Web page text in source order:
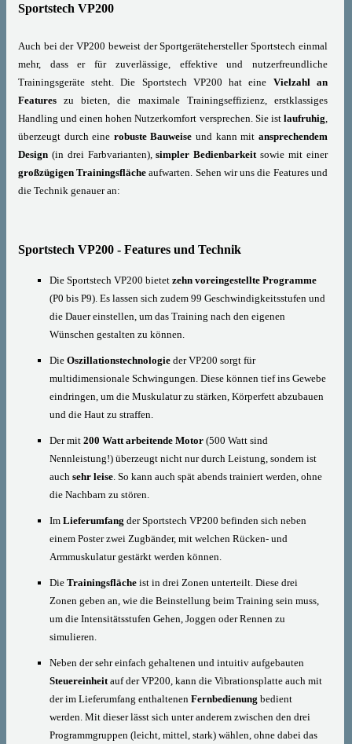
Sportstech VP200
Auch bei der VP200 beweist der Sportgerätehersteller Sportstech einmal
mehr, dass er für zuverlässige, effektive und nutzerfreundliche
Trainingsgeräte steht. Die Sportstech VP200 hat eine Vielzahl an
Features zu bieten, die maximale Trainingseffizienz, erstklassiges
Handling und einen hohen Nutzerkomfort versprechen. Sie ist laufruhig
überzeugt durch eine robuste Bauweise und kann mit ansprechendem
Design (in drei Farbvarianten),simpler Bedienbarkeit sowie mit einer
großzügigen Trainingsfläche aufwarten. Sehen wir uns die Features und
die Technik genauer an:
Sportstech VP200 - Features und Technik
Die Sportstech VP200 bietet zehn voreingestellte Programme
(P0 bis P9). Es lassen sich zudem 99 Geschwindigkeitsstufen und
die Dauer einstellen, um das Training nach den eigenen
Wünschen gestalten zu können.
Die Oszillationstechnologie der VP200 sorgt für
multidimensionale Schwingungen. Diese können tief ins Gewebe
eindringen, um die Muskulatur zu stärken, Körperfett abzubauen
und die Haut zu straffen.
Der mit 200 Watt arbeitende Motor (500 Watt sind
Nennleistung!) überzeugt nicht nur durch Leistung, sondern ist
auch sehr leise . So kann auch spät abends trainiert werden, ohne
die Nachbarn zu stören.
Im Lieferumfang der Sportstech VP200 befinden sich neben
einem Poster zwei Zugbänder, mit welchen Rücken- und
Armmuskulatur gestärkt werden können.
Die Trainingsfläche ist in drei Zonen unterteilt. Diese drei
Zonen geben an, wie die Beinstellung beim Training sein muss,
um die Intensitätsstufen Gehen, Joggen oder Rennen zu
simulieren.
Neben der sehr einfach gehaltenen und intuitiv aufgebauten
Steuereinheit auf der VP200, kann die Vibrationsplatte auch mit
der im Lieferumfang enthaltenen Fernbedienung bedient
werden. Mit dieser lässt sich unter anderem zwischen den drei
Programmgruppen (leicht, mittel, stark) wählen, ohne dabei das